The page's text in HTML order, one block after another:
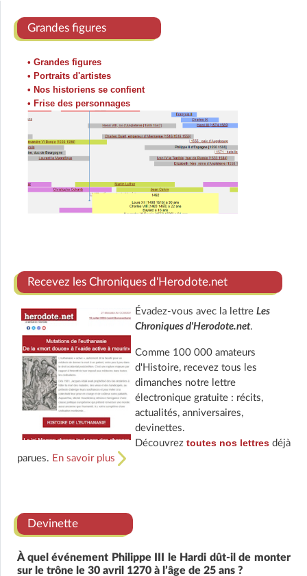
Grandes figures
• Grandes figures
• Portraits d'artistes
• Nos historiens se confient
• Frise des personnages
Recevez les Chroniques d'Herodote.net
Évadez-vous avec la lettre Les
Chroniques d'Herodote.net.
Comme 100 000 amateurs
d'Histoire, recevez tous les
dimanches notre lettre
électronique gratuite : récits,
actualités, anniversaires,
devinettes.
Découvrez toutes nos lettresdéjà
parues. En savoir plus
Devinette
À quel événement Philippe III le Hardi dût-il de monter
sur le trône le 30 avril 1270 à l’âge de 25 ans ?